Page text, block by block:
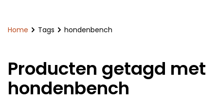
Home Tags hondenbench
Producten getagd met
hondenbench